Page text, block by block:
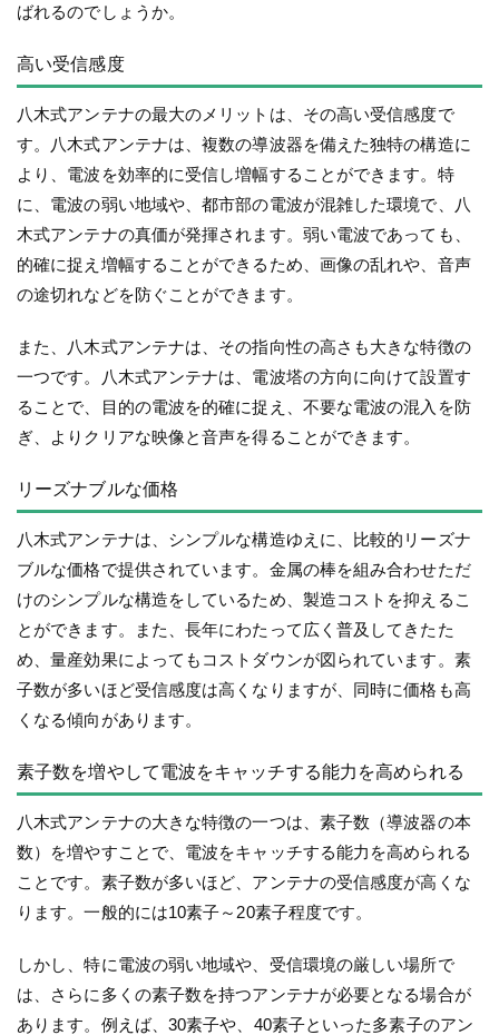
ばれるのでしょうか。
高い受信感度
八木式アンテナの最大のメリットは、その高い受信感度で
す。八木式アンテナは、複数の導波器を備えた独特の構造に
より、電波を効率的に受信し増幅することができます。特
に、電波の弱い地域や、都市部の電波が混雑した環境で、八
木式アンテナの真価が発揮されます。弱い電波であっても、
的確に捉え増幅することができるため、画像の乱れや、音声
の途切れなどを防ぐことができます。
また、八木式アンテナは、その指向性の高さも大きな特徴の
一つです。八木式アンテナは、電波塔の方向に向けて設置す
ることで、目的の電波を的確に捉え、不要な電波の混入を防
ぎ、よりクリアな映像と音声を得ることができます。
リーズナブルな価格
八木式アンテナは、シンプルな構造ゆえに、比較的リーズナ
ブルな価格で提供されています。金属の棒を組み合わせただ
けのシンプルな構造をしているため、製造コストを抑えるこ
とができます。また、長年にわたって広く普及してきたた
め、量産効果によってもコストダウンが図られています。素
子数が多いほど受信感度は高くなりますが、同時に価格も高
くなる傾向があります。
素子数を増やして電波をキャッチする能力を高められる
八木式アンテナの大きな特徴の一つは、素子数（導波器の本
数）を増やすことで、電波をキャッチする能力を高められる
ことです。素子数が多いほど、アンテナの受信感度が高くな
ります。一般的には10素子～20素子程度です。
しかし、特に電波の弱い地域や、受信環境の厳しい場所で
は、さらに多くの素子数を持つアンテナが必要となる場合が
あります。例えば、30素子や、40素子といった多素子のアン